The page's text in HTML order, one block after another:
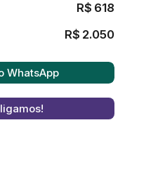
R$ 618
R$ 2.050
WhatsApp